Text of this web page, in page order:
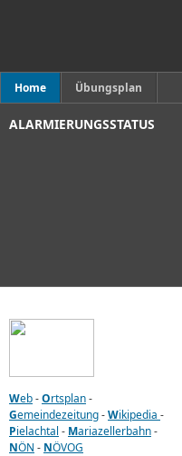
Home Übungsplan
ALARMIERUNGSSTATUS
Web-Ortsplan-
Gemeindezeitung-Wikipedia -
Pielachtal - Mariazellerbahn-
NÖN - NÖVOG